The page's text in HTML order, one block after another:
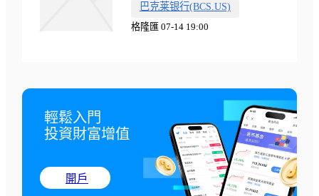
巴克莱银行(BCS.US)
格隆匯 07-14 19:00
輕鬆入門
投資財富增值
開戶